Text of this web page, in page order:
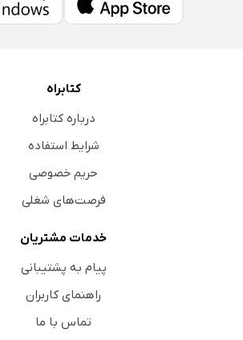
کتابراه
درباره کتابراه
شرایط استفاده
حریم خصوصی
فرصت‌های شغلی
خدمات مشتریان
پیام به پشتیبانی
راهنمای کاربران
تماس با ما